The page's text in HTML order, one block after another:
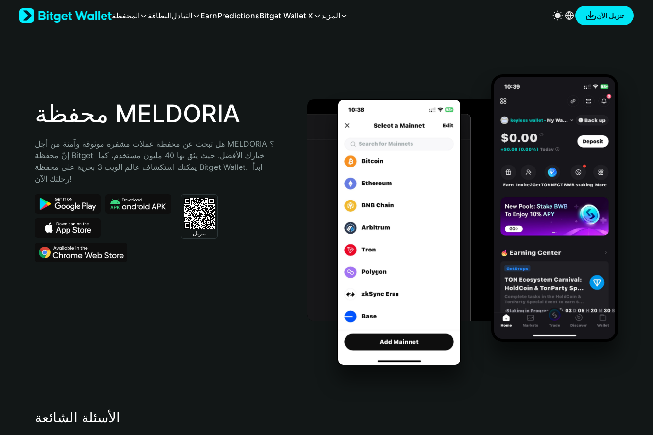
Bahasa Indonesia
Português (Brasil)
المحفظة البطاقةالتبادل EarnPredictionsBitget Wallet X المزيد تنزيل الآن
محفظة MELDORIA
هل تبحث عن محفظة عملات مشفرة موثوقة وآمنة من أجل MELDORIA؟
إنّ محفظة Bitget خيارك الأفضل. حيث يثق بها 40 مليون مستخدم، كما
يمكنك استكشاف عالم الويب 3 بحرية على محفظة Bitget Wallet. ابدأ
رحلتك الآن!
تنزيل
الأسئلة الشائعة